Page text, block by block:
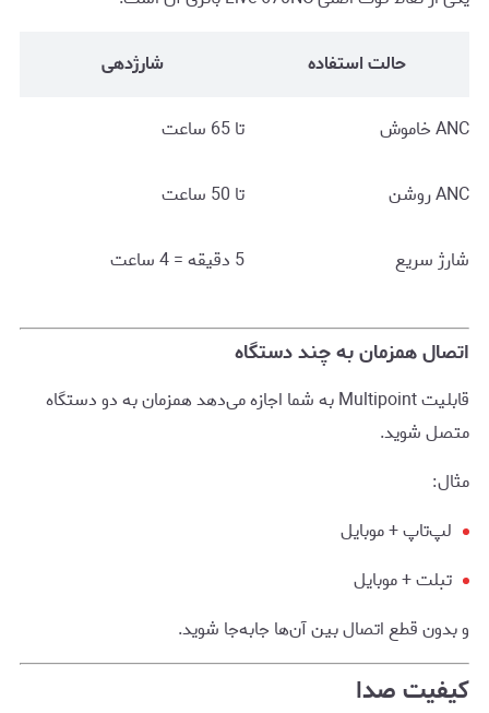
حالت استفاده شارژدهی
ANC خاموش تا 65 ساعت
ANC روشن تا 50 ساعت
شارژ سریع 5 دقیقه = 4 ساعت
اتصال همزمان به چند دستگاه
قابلیت Multipoint به شما اجازه می‌دهد همزمان به دو دستگاه
متصل شوید.
مثال:
لپ‌تاپ + موبایل
تبلت + موبایل
و بدون قطع اتصال بین آن‌ها جابه‌جا شوید.
کیفیت صدا